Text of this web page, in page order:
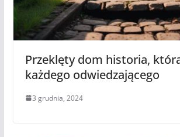
Przeklęty dom historia,
każdego odwiedzającego
3 grudnia, 2024